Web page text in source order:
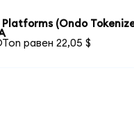
Platforms (Ondo
равен 22,05 $